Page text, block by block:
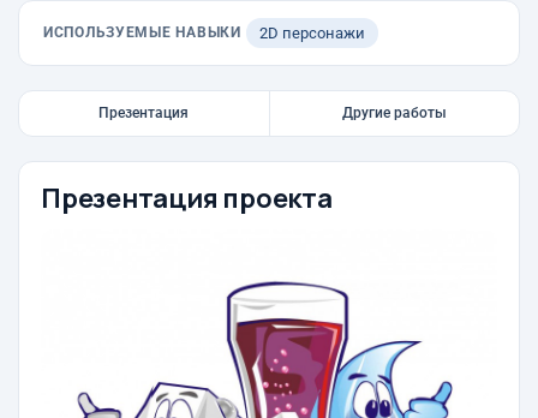
ИСПОЛЬЗУЕМЫЕ НАВЫКИ 2D персонажи
Презентация Другие работы
Презентация проекта